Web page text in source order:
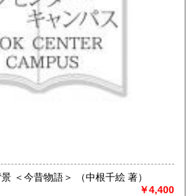
円 長崎県
円 大分県
円 鹿児島県
。
羽西口、旧軽井沢にて店舗営業をし
吾妻3-10-12
今昔物語集の表現と背景 ＜今昔物語＞ （中根千絵 著）
￥4,400